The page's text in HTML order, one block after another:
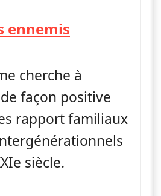
ennemis
cherche à
façon positive
rapport familiaux
siècle.